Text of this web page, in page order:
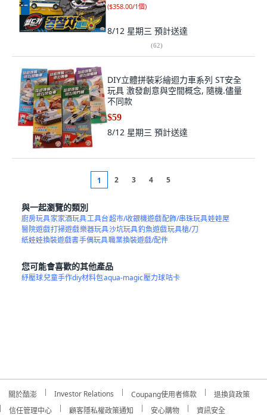
($358.00/1個)
8/12 星期三 預計送達
(62)
DIY立體拼裝彩繪迴力車系列 ST安全
玩具 激發創意與空間概念, 隨機.儘量
不同款
$59
8/12 星期三 預計送達
1 2 3 4 5
與一起瀏覽的類別
廚房玩具家家酒玩具工具台超市/收銀機遊戲配飾/串珠玩具娃娃屋
醫院遊戲打掃遊戲樂器玩具沙坑玩具釣魚遊戲玩具槍/刀
紙娃娃換裝遊戲書手偶玩具職業換裝遊戲/配件
您可能會喜歡的其他產品
紓壓球兒童手作diy材料包aqua-magic壓力球咕卡
關於酷澎 Investor Relations Coupang使用者條款
退換貨政策
信任管理中心
顧客隱私權政策通知 安心購物 資訊安全